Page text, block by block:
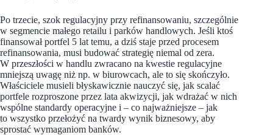
Po trzecie, szok regulacyjny przy refinansowaniu, szczególnie
w segmencie małego retailu i parków handlowych. Jeśli ktoś
finansował portfel 5 lat temu, a dziś staje przed procesem
refinansowania, musi budować strategię niemal od zera.
W przeszłości w handlu zwracano na kwestie regulacyjne
mniejszą uwagę niż np. w biurowcach, ale to się skończyło.
Właściciele musieli błyskawicznie nauczyć się, jak scalać
portfele rozproszone przez lata akwizycji, jak wdrażać w nich
wspólne standardy operacyjne i – co najważniejsze – jak
to wszystko przełożyć na twardy wynik biznesowy, aby
sprostać wymaganiom banków.